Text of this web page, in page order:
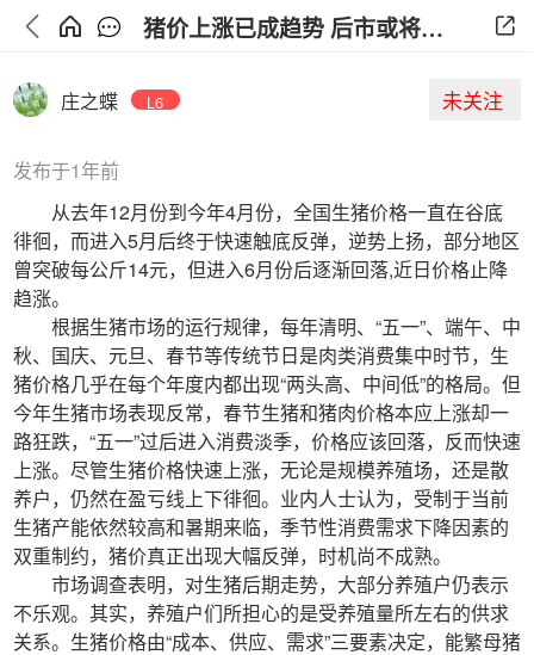
猪价上涨已成趋势 后市或将平稳上行
庄之蝶 L6 未关注
发布于1年前
从去年12月份到今年4月份，全国生猪价格一直在谷底
徘徊，而进入5月后终于快速触底反弹，逆势上扬，部分地区
曾突破每公斤14元，但进入6月份后逐渐回落,近日价格止降
趋涨。
根据生猪市场的运行规律，每年清明、“五一”、端午、中
秋、国庆、元旦、春节等传统节日是肉类消费集中时节，生
猪价格几乎在每个年度内都出现“两头高、中间低”的格局。但
今年生猪市场表现反常，春节生猪和猪肉价格本应上涨却一
路狂跌，“五一”过后进入消费淡季，价格应该回落，反而快速
上涨。尽管生猪价格快速上涨，无论是规模养殖场，还是散
养户，仍然在盈亏线上下徘徊。业内人士认为，受制于当前
生猪产能依然较高和暑期来临，季节性消费需求下降因素的
双重制约，猪价真正出现大幅反弹，时机尚不成熟。
市场调查表明，对生猪后期走势，大部分养殖户仍表示
不乐观。其实，养殖户们所担心的是受养殖量所左右的供求
关系。生猪价格由“成本、供应、需求”三要素决定，能繁母猪